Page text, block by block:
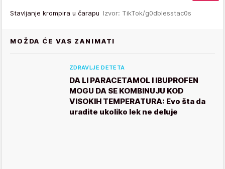
Stavljanje krompira u čarapu Izvor: TikTok/g0dblesstac0s
MOŽDA ĆE VAS ZANIMATI
ZDRAVLJE DETETA
DA LI PARACETAMOL I IBUPROFEN
MOGU DA SE KOMBINUJU KOD
VISOKIH TEMPERATURA: Evo šta da
uradite ukoliko lek ne deluje